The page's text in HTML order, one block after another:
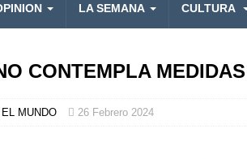
LA SEMANA CULTURA
CONTEMPLA
EL MUNDO 26 Febrero 2024